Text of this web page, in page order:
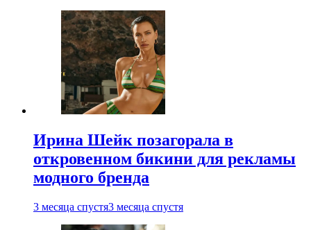
Ирина Шейк позагорала в
откровенном бикини для рекламы
модного бренда
3 месяца спустя3 месяца спустя